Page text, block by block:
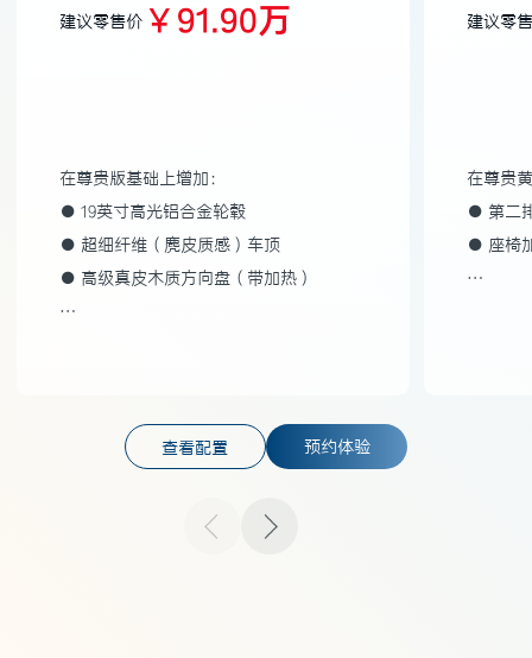
建议零售价 ￥91.90万
在尊贵版基础上增加：
● 19英寸高光铝合金轮毂
● 超细纤维（麂皮质感）车顶
● 高级真皮木质方向盘（带加热）
…
建议零
在尊贵
● 第二
● 座椅
…
查看配置 预约体验